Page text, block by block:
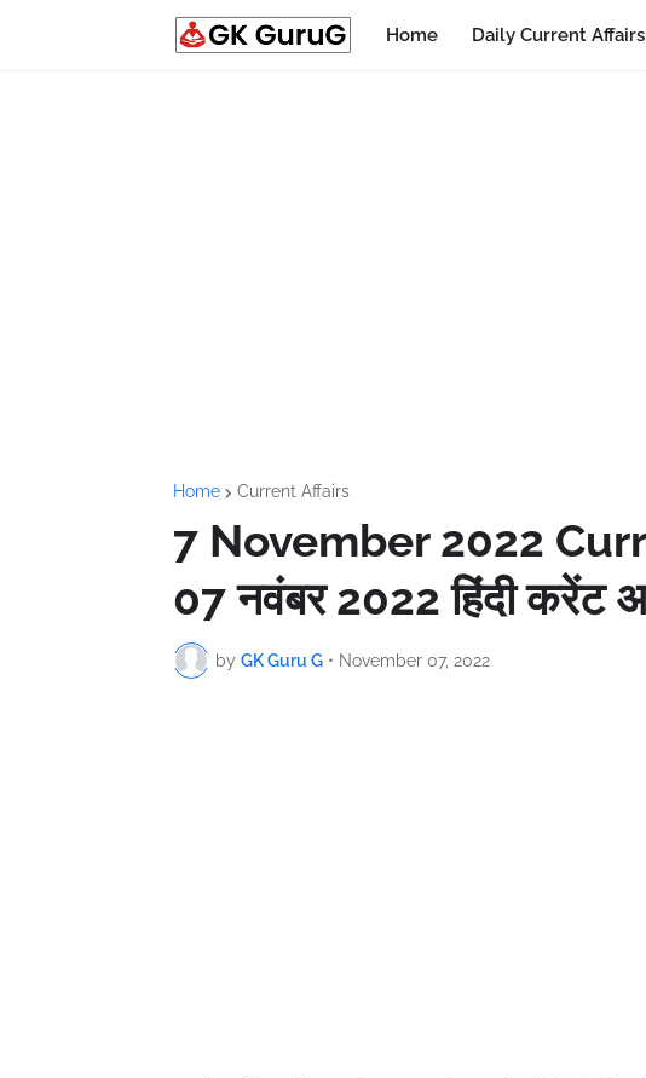
Home Daily Current Affairs
Home Current Affairs
7 November 2022
07 नवंबर 2022 हिंदी करेंट
by GK Guru G • November 07, 2022